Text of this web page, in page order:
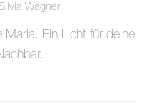
Wagner
Maria. Ein Licht für deine